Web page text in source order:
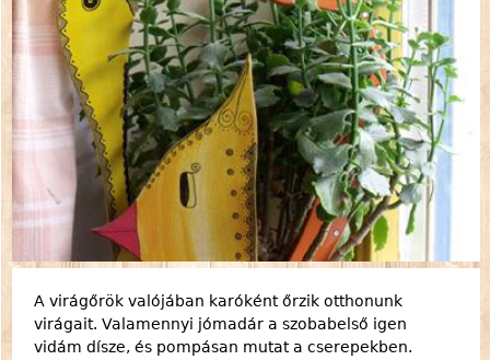
A virágőrök valójában karóként őrzik otthonunk
virágait. Valamennyi jómadár a szobabelső igen
vidám dísze, és pompásan mutat a cserepekben.